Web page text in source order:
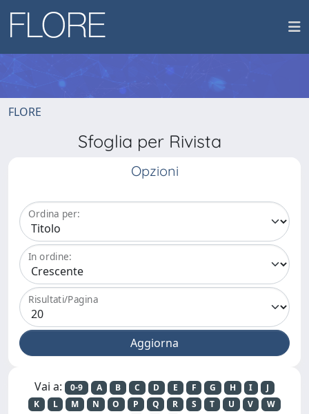
FLORE
Sfoglia per Rivista
Opzioni
Ordina per:
In ordine:
Risultati/Pagina
Vai a: 0-9 A B C D E F G H I
J
K
L M N O P Q R S T U V
W